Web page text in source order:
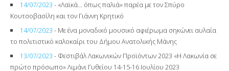
14/07/2023 - «Λαϊκά… όπως παλιά» παρέα με τον Σπύρο
Κουτσοβασίλη και τον Γιάννη Κρητικό
14/07/2023 - Με ένα μοναδικό μουσικό αφιέρωμα σηκώνει αυλαία
το πολιτιστικό καλοκαίρι του Δήμου Ανατολικής Μάνης
13/07/2023 - Φεστιβάλ Λακωνικών Προϊόντων 2023 «Η Λακωνία σε
πρώτο πρόσωπο» Λιμάνι Γυθείου 14-15-16 Ιουλίου 2023